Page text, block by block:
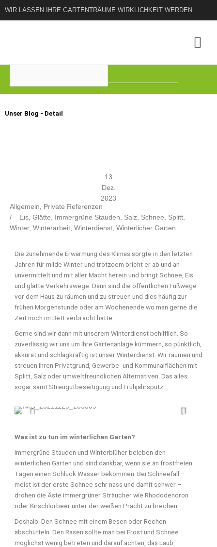
WIR LASSEN IHRE GARTENTRÄUME WIRKLICHKEIT WERDEN
Unser Blog - Detail
13
Dez.
2023
Allgemein
Private Referenzen
/
Eis Glätte Immergrüne Stauden Salz Schnee Splitt
Winter, Winterarbeit Winterdienst Winterlicher Garten
Die zunehmende Erwärmung des Klimas sorgte in den letzten
Jahren für milde Winter und trotzdem bricht er ab und an
unvermittelt und mit aller Macht herein und bringt Schnee, Eis
und glatte Verkehrswege. Dann sind die öffentlichen Fußwege
vor dem Haus zu räumen und zu streuen und dies häufig zur
frühen Morgenstunde oder am Wochenende wo man gerne die
Zeit noch im Bett verbracht hätte.
Gerne sind wir dann mit unserem Winterdienst behilflich. So
zuverlässig wir uns um Ihre Gartenanlage kümmern, so pünktlich,
akkurat und schlagkräftig ist unser Winterdienst. Wir räumen und
streuen Ihren Privatgrund, Gewerbe- und Kommunalflächen mit
Splitt, Salz oder umweltfreundlichen Alternativen. Das alles
sogar samt Streugutbeseitigung und Frühjahrsputz.
Was ist zu tun im winterlichen Garten?
Immergrüne Stauden und Winterblüher beleben den
winterlichen Garten und sind dankbar, wenn sie an frostfreien
Tagen einen Schluck Wasser bekommen. Bei Schneefall –
meist ist der erste Schnee sehr nass und damit schwer –
drohen die Äste immergrüner Sträucher wie Rhododendron
oder Kirschlorbeer unter der weißen Pracht zu brechen.
Deshalb: Den Schnee mit einem Besen oder Rechen
abschütteln. Den Rasen sollte man bei Frost und Schnee
möglichst wenig betreten und darauf achten, das Laub